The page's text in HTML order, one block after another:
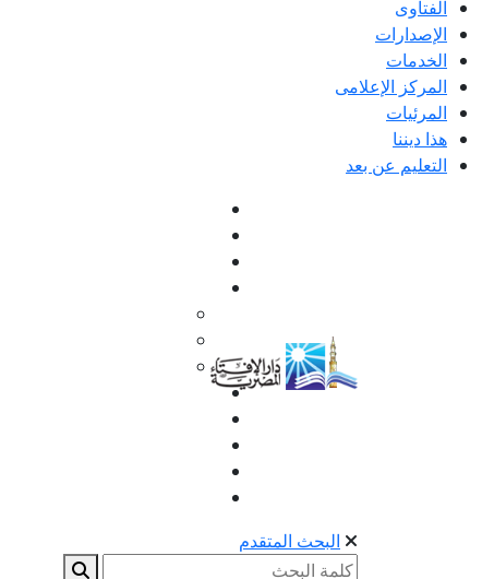
الفتاوى
الإصدارات
الخدمات
المركز الإعلامى
المرئيات
هذا ديننا
التعليم عن بعد
البحث المتقدم